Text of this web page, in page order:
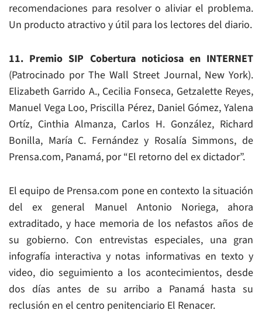
recomendaciones para resolver o aliviar el problema.
Un producto atractivo y útil para los lectores del diario.
11. Premio SIP Cobertura noticiosa en INTERNET
(Patrocinado por The Wall Street Journal, New York).
Elizabeth Garrido A., Cecilia Fonseca, Getzalette Reyes,
Manuel Vega Loo, Priscilla Pérez, Daniel Gómez, Yalena
Ortíz, Cinthia Almanza, Carlos H. González, Richard
Bonilla, María C. Fernández y Rosalía Simmons, de
Prensa.com, Panamá, por “El retorno del ex dictador”.
El equipo de Prensa.com pone en contexto la situación
del ex general Manuel Antonio Noriega, ahora
extraditado, y hace memoria de los nefastos años de
su gobierno. Con entrevistas especiales, una gran
infografía interactiva y notas informativas en texto y
video, dio seguimiento a los acontecimientos, desde
dos días antes de su arribo a Panamá hasta su
reclusión en el centro penitenciario El Renacer.